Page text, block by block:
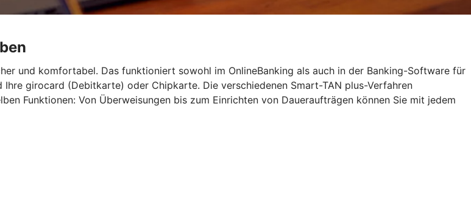
und komfortabel. Das funktioniert sowohl im OnlineBanking als auch in der Banking-Software für
girocard (Debitkarte) oder Chipkarte. Die verschiedenen Smart-TAN plus-Verfahren
Funktionen: Von Überweisungen bis zum Einrichten von Daueraufträgen können Sie mit jedem